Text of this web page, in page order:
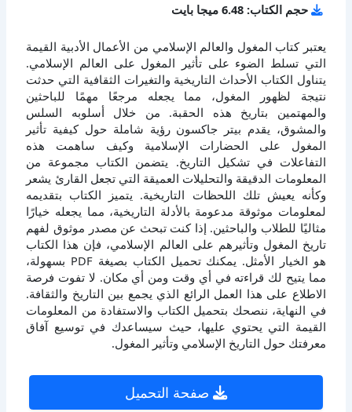
حجم الكتاب: 6.48 ميجا بايت
يعتبر كتاب المغول والعالم الإسلامي من الأعمال الأدبية القيمة
التي تسلط الضوء على تأثير المغول على العالم الإسلامي.
يتناول الكتاب الأحداث التاريخية والتغيرات الثقافية التي حدثت
نتيجة لظهور المغول، مما يجعله مرجعًا مهمًا للباحثين
والمهتمين بتاريخ هذه الحقبة. من خلال أسلوبه السلس
والمشوق، يقدم بيتر جاكسون رؤية شاملة حول كيفية تأثير
المغول على الحضارات الإسلامية وكيف ساهمت هذه
التفاعلات في تشكيل التاريخ. يتضمن الكتاب مجموعة من
المعلومات الدقيقة والتحليلات العميقة التي تجعل القارئ يشعر
وكأنه يعيش تلك اللحظات التاريخية. يتميز الكتاب بتقديمه
لمعلومات موثوقة مدعومة بالأدلة التاريخية، مما يجعله خيارًا
مثاليًا للطلاب والباحثين. إذا كنت تبحث عن مصدر موثوق لفهم
تاريخ المغول وتأثيرهم على العالم الإسلامي، فإن هذا الكتاب
هو الخيار الأمثل. يمكنك تحميل الكتاب بصيغة PDF بسهولة،
مما يتيح لك قراءته في أي وقت ومن أي مكان. لا تفوت فرصة
الاطلاع على هذا العمل الرائع الذي يجمع بين التاريخ والثقافة.
في النهاية، ننصحك بتحميل الكتاب والاستفادة من المعلومات
القيمة التي يحتوي عليها، حيث سيساعدك في توسيع آفاق
معرفتك حول التاريخ الإسلامي وتأثير المغول.
صفحة التحميل